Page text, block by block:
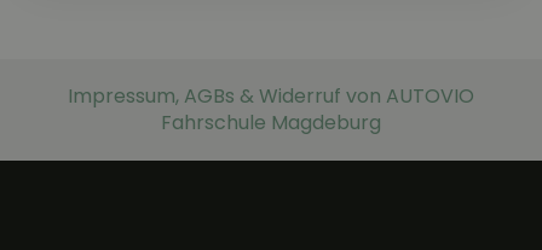
Impressum, AGBs & Widerruf von AUTOVIO
Fahrschule Magdeburg